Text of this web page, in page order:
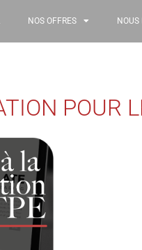
NOS OFFRES NOUS
POUR